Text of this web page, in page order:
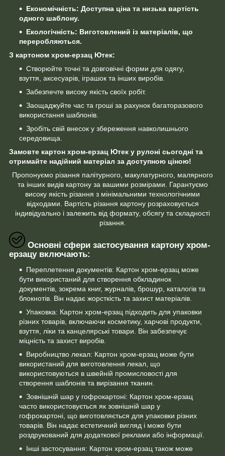
Економічність: Доступна ціна та низька вартість
одного шаблону.
Екологічність: Виготовлений із матеріалів, що
переробляються.
З картоном хром-ерзац Ютек:
Створюйте точні та довговічні форми для одягу,
взуття, аксесуарів, іграшок та інших виробів.
Забезпечте високу якість своїх робіт.
Заощаджуйте час та гроші за рахунок багаторазового
використання шаблонів.
Зробіть свій внесок у збереження навколишнього
середовища.
Замовте картон хром-ерзац Ютек у рулоні сьогодні та
отримайте надійний матеріал за доступною ціною!
Пропонуємо різання палітурного, макулатурного, малярного
та інших видів картону за вашими розмірами. Гарантуємо
високу якість різання з мінімальними технологічними
відходами. Вартість різання картону розраховується
індивідуально і залежить від формату, обсягу та складності
різання.
Основні сфери застосування картону хром-
ерзацу включають:
Переплетення документів: Картон хром-ерзац може
бути використаний для створення обкладинок
документів, зокрема книг, журналів, брошур, каталогів та
блокнотів. Він надає жорсткість та захист матеріалів.
Упаковка: Картон хром-ерзац підходить для упаковки
різних товарів, включаючи косметику, харчові продукти,
взуття, ліки та канцелярські товари. Він забезпечує
міцність та захист виробів.
Виробництво лекал: Картон хром-ерзац може бути
використаний для виготовлення лекал, що
використовуються в швейній промисловості для
створення шаблонів та вирізання тканин.
Зовнішній шар у гофрокартоні: Картон хром-ерзац
часто використовується як зовнішній шар у
гофрокартоні, що виготовляється для упаковки різних
товарів. Він надає естетичний вигляд і може бути
роздрукований для додаткової реклами або інформації.
Інші застосування: Картон хром-ерзац також може